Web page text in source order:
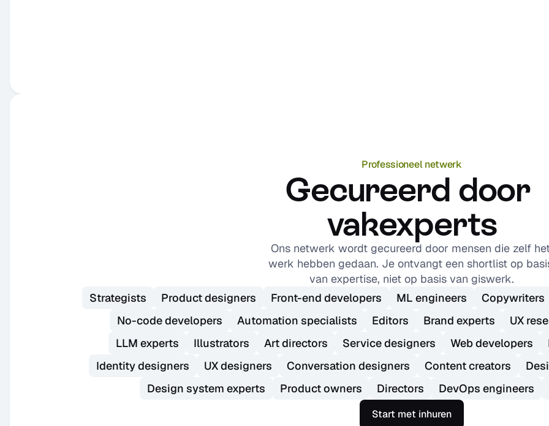
Professioneel netwerk
Gecureerd door
vakexperts
Ons netwerk wordt gecureerd door mensen die zelf
werk hebben gedaan. Je ontvangt een shortlist op
van expertise, niet op basis van giswerk.
Strategists
Product designers Front-end developers ML engineers
Copywriters
No-code developers
Automation specialists Editors Brand experts
UX
LLM experts
Illustrators Art directors Service designers Web developers
Identity designers
UX designers Conversation designers Content creators
Design system experts
Product owners Directors DevOps engineers
Start met inhuren